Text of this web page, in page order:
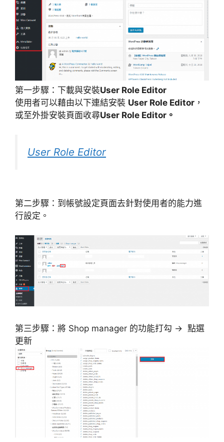
第一步驟：下載與安裝User Role Editor
使用者可以藉由以下連結安裝 User Role Editor ，
或至外掛安裝頁面收尋User Role Editor。
User Role Editor
第二步驟：到帳號設定頁面去針對使用者的能力進
行設定。
第三步驟：將 Shop manager 的功能打勾 → 點選
更新